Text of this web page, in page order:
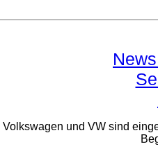
Volkswagen und VW sind